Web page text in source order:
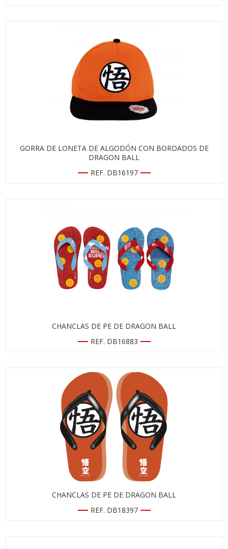
GORRA DE LONETA DE ALGODÓN CON BORDADOS DE
DRAGON BALL
REF. DB16197
CHANCLAS DE PE DE DRAGON BALL
REF. DB16883
CHANCLAS DE PE DE DRAGON BALL
REF. DB18397